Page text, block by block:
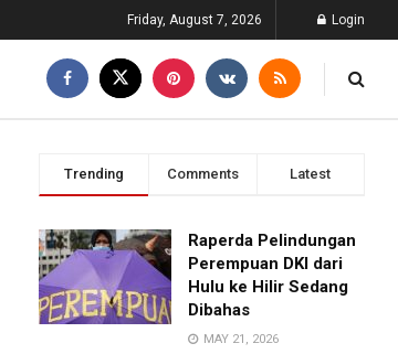
Friday, August 7, 2026 Login
Trending Comments Latest
Raperda Pelindungan
Perempuan DKI dari
Hulu ke Hilir Sedang
Dibahas
MAY 21, 2026